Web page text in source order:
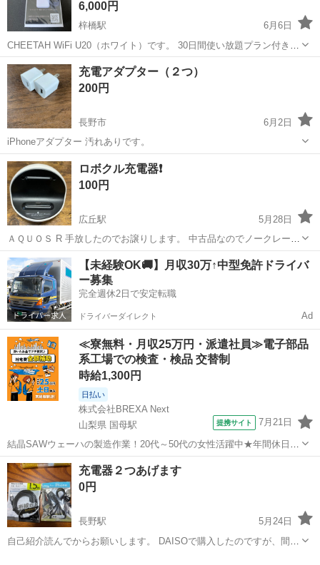
6,000円
梓橋駅
6月6日
CHEETAH WiFi U20（ホワイト）です。 30日間使い放題プラン付き。
購入しましたが使用予定がなくなったため出品します。 【状態】 ・新
品未使用 ・動作未確認（未開封のため） ・残期間：30日間使い放題
【...
長野 安曇野市 梓橋駅
充電アダプター（２つ）
200円
長野市
6月2日
iPhoneアダプター 汚れありです。
長野 長野市 その他 アダプター
ロボクル充電器❗️
100円
広丘駅
5月28日
ＡＱＵＯＳ R 手放したのでお譲りします。 中古品なのでノークレーム
ノーリターンでお願いします。 お渡し場所は、とをしや薬局 広丘駅前
店でお願いします。
長野 塩尻市 広丘駅 その他 ロボクル
【未経験OK🚚】月収30万↑中型免許ドライバ
ー募集
完全週休2日で安定転職
ドライバーダイレクト Ad
≪寮無料・月収25万円・派遣社員≫電子部品
系工場での検査・検品 交替制
時給1,300円
日払い
株式会社BREXA Next
山梨県 国母駅
提携サイト 7月21日
結晶SAWウェーハの製造作業！20代～50代の女性活躍中★年間休日
120日＆土日祝休み！クリーンルーム内でのお仕事！日払い制度利用可
◎正社員登用制度あり！マイカー通勤可！《山梨県中巨摩郡昭和町》
人気の工場のお仕事 ◇結晶...
山梨 国母駅 その他
充電器２つあげます
0円
長野駅
5月24日
自己紹介読んでからお願いします。 DAISOで購入したのですが、間違